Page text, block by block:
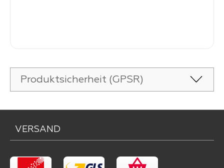
Produktsicherheit (GPSR)
VERSAND